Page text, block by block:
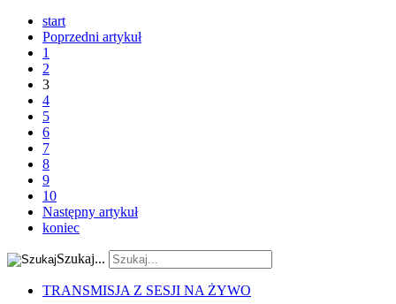
start
Poprzedni artykuł
1
2
3
4
5
6
7
8
9
10
Następny artykuł
koniec
Szukaj...
TRANSMISJA Z SESJI NA ŻYWO